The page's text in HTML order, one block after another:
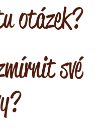
otázek?
své